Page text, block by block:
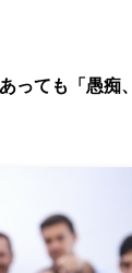
っても「愚痴